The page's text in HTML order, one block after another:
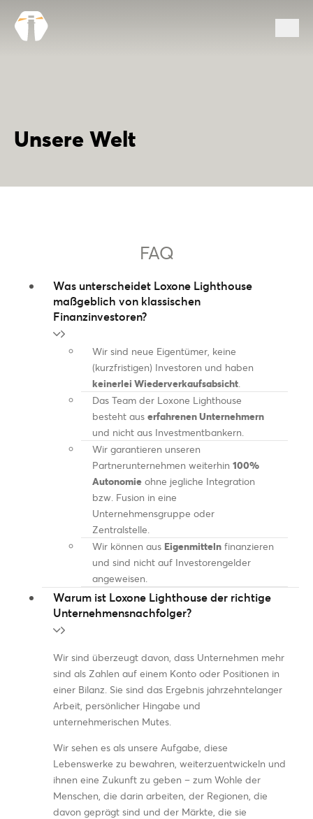
Unsere Welt
FAQ
Was unterscheidet Loxone Lighthouse
maßgeblich von klassischen
Finanzinvestoren?
Wir sind neue Eigentümer, keine
(kurzfristigen) Investoren und haben
keinerlei Wiederverkaufsabsicht.
Das Team der Loxone Lighthouse
besteht aus erfahrenen Unternehmern
und nicht aus Investmentbankern.
Wir garantieren unseren
Partnerunternehmen weiterhin 100%
Autonomie ohne jegliche Integration
bzw. Fusion in eine
Unternehmensgruppe oder
Zentralstelle.
Wir können aus Eigenmitteln finanzieren
und sind nicht auf Investorengelder
angeweisen.
Warum ist Loxone Lighthouse der richtige
Unternehmensnachfolger?
Wir sind überzeugt davon, dass Unternehmen mehr
sind als Zahlen auf einem Konto oder Positionen in
einer Bilanz. Sie sind das Ergebnis jahrzehntelanger
Arbeit, persönlicher Hingabe und
unternehmerischen Mutes.
Wir sehen es als unsere Aufgabe, diese
Lebenswerke zu bewahren, weiterzuentwickeln und
ihnen eine Zukunft zu geben – zum Wohle der
Menschen, die darin arbeiten, der Regionen, die
davon geprägt sind und der Märkte, die sie